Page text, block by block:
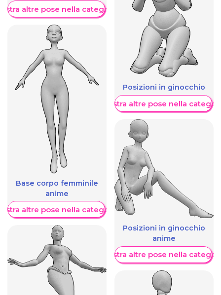
altre pose nella categoria
Base corpo femminile
anime
altre pose nella categoria
Posizioni in ginocchio
Mostra altre pose nella
Posizioni in ginocchio
anime
Mostra altre pose nella